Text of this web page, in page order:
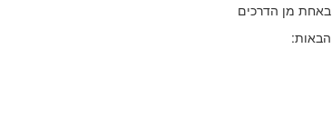
באחת מן הדרכים
הבאות: